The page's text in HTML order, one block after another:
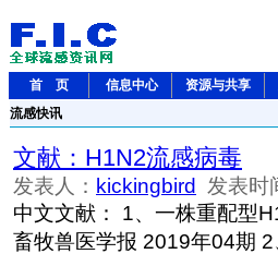
首 页 信息中心 资源与共享
流感快讯
文献：H1N2流感病毒
发表人： kickingbird 发表时
中文文献： 1、一株重配型
畜牧兽医学报 2019年04期